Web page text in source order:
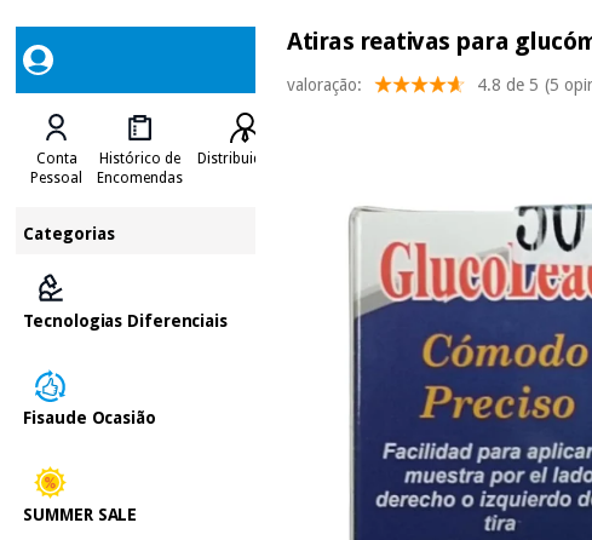
Conta
Pessoal
Histórico de
Encomendas
Distribuidores
Categorias
Tecnologias Diferenciais
Fisaude Ocasião
SUMMER SALE
Atiras reativas para
valoração: 4.8 de 5 (5